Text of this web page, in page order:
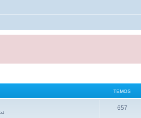
TEMOS
657